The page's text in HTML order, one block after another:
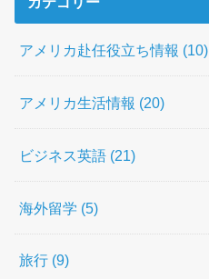
アメリカ赴任役立ち情報 (10)
アメリカ生活情報 (20)
ビジネス英語 (21)
海外留学 (5)
旅行 (9)